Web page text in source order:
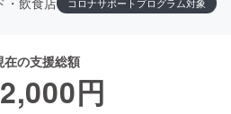
在の支援総額
円